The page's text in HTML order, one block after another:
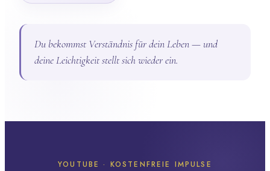
Du bekommst Verständnis für dein Leben — und
deine Leichtigkeit stellt sich wieder ein.
YOUTUBE · KOSTENFREIE IMPULSE